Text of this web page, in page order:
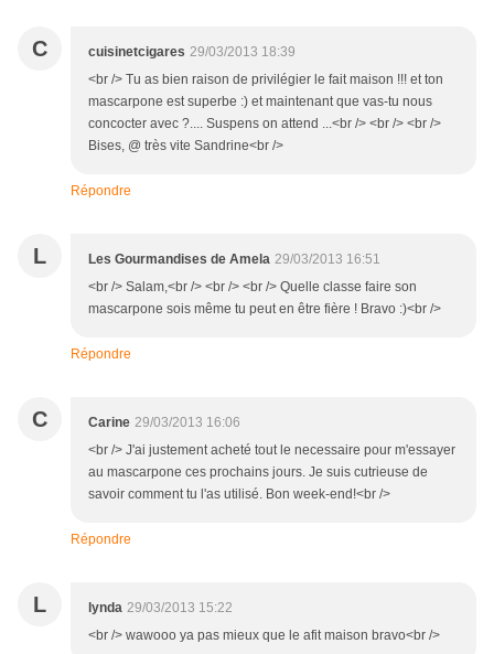
C cuisinetcigares 29/03/2013 18:39
<br /> Tu as bien raison de privilégier le fait maison !!! et ton
mascarpone est superbe :) et maintenant que vas-tu nous
concocter avec ?.... Suspens on attend ...<br /> <br /> <br />
Bises, @ très vite Sandrine<br />
Répondre
L Les Gourmandises de Amela 29/03/2013 16:51
<br /> Salam,<br /> <br /> <br /> Quelle classe faire son
mascarpone sois même tu peut en être fière ! Bravo :)<br />
Répondre
C Carine 29/03/2013 16:06
<br /> J'ai justement acheté tout le necessaire pour m'essayer
au mascarpone ces prochains jours. Je suis cutrieuse de
savoir comment tu l'as utilisé. Bon week-end!<br />
Répondre
L lynda 29/03/2013 15:22
<br /> wawooo ya pas mieux que le afit maison bravo<br />